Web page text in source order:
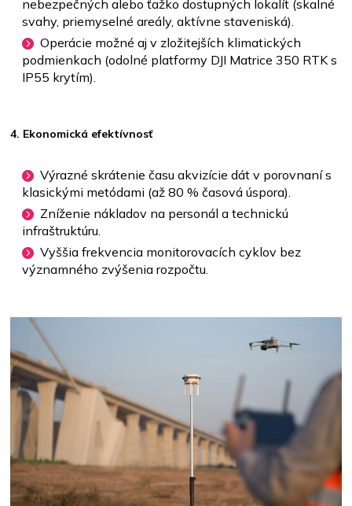
nebezpečných alebo ťažko dostupných lokalít (skalné
svahy, priemyselné areály, aktívne staveniská).
Operácie možné aj v zložitejších klimatických
podmienkach (odolné platformy DJI Matrice 350 RTK s
IP55 krytím).
4. Ekonomická efektívnosť
Výrazné skrátenie času akvizície dát v porovnaní s
klasickými metódami (až 80 % časová úspora).
Zníženie nákladov na personál a technickú
infraštruktúru.
Vyššia frekvencia monitorovacích cyklov bez
významného zvýšenia rozpočtu.